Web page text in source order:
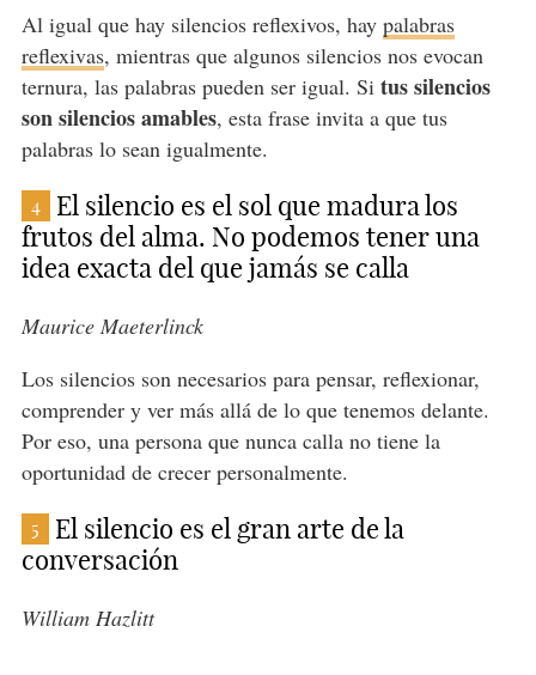
Al igual que hay silencios reflexivos, hay palabras
reflexivas, mientras que algunos silencios nos evocan
ternura, las palabras pueden ser igual. Si tus silencios
son silencios amables, esta frase invita a que tus
palabras lo sean igualmente.
4
El silencio es el sol que madura los
frutos del alma. No podemos tener una
idea exacta del que jamás se calla
Maurice Maeterlinck
Los silencios son necesarios para pensar, reflexionar,
comprender y ver más allá de lo que tenemos delante.
Por eso, una persona que nunca calla no tiene la
oportunidad de crecer personalmente.
5
El silencio es el gran arte de la
conversación
William Hazlitt